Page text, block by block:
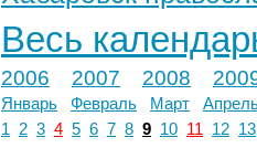
Весь
2006 2007 2008
Январь Февраль Март
1
2 3 4 5 6 7 8 9 10 11 12 13